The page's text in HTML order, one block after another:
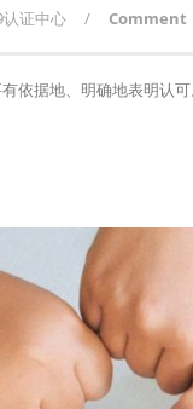
认证中心 / Comment
依据地、明确地表明认可